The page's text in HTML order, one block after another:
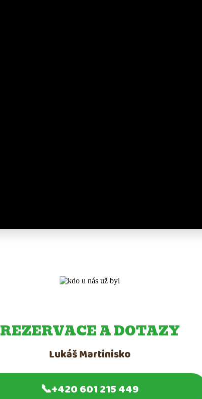
REZERVACE A DOTAZY
Lukáš Martinisko
📞+420 601 215 449